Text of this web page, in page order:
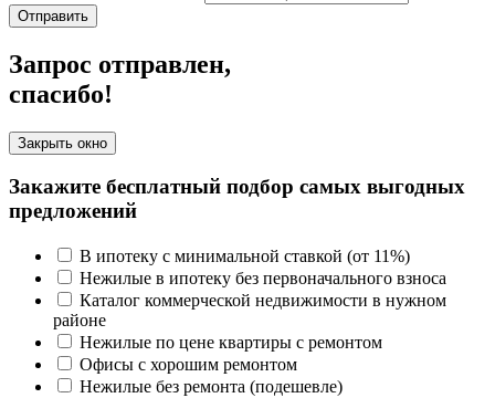
Отправить
Запрос отправлен,
спасибо!
Закрыть окно
Закажите бесплатный подбор самых выгодных
предложений
В ипотеку с минимальной ставкой (от 11%)
Нежилые в ипотеку без первоначального взноса
Каталог коммерческой недвижимости в нужном
районе
Нежилые по цене квартиры с ремонтом
Офисы с хорошим ремонтом
Нежилые без ремонта (подешевле)